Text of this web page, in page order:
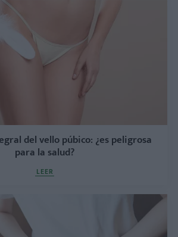
del vello púbico: ¿es peligrosa
para la salud?
LEER